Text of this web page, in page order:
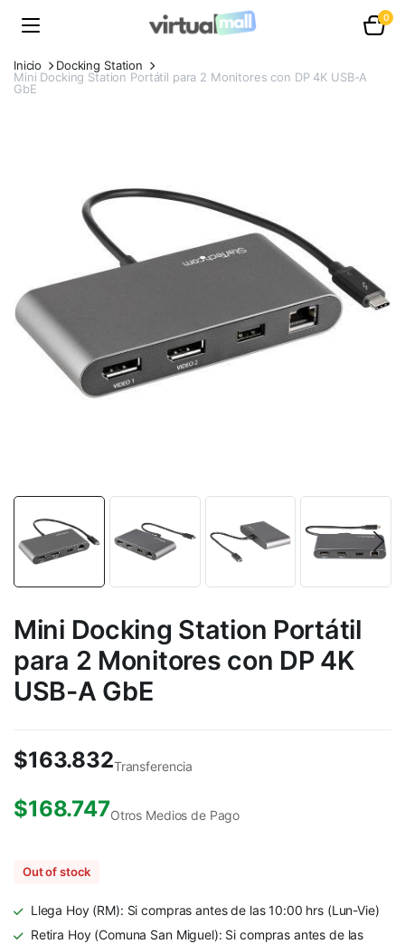
0
Inicio
Docking Station
Mini Docking Station Portátil para 2 Monitores con DP 4K USB-A
GbE
Mini Docking Station Portátil
para 2 Monitores con DP 4K
USB-A GbE
$163.832Transferencia
$168.747Otros Medios de Pago
Out of stock
Llega Hoy (RM): Si compras antes de las 10:00 hrs (Lun-Vie)
Retira Hoy (Comuna San Miguel): Si compras antes de las